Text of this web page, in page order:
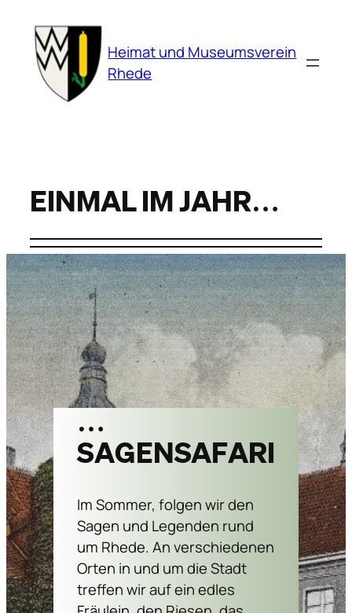
Inhalt
springen
Heimat und Museumsverein
Rhede
Einmal im Jahr…
…
Sagensafari
Im Sommer, folgen wir den
Sagen und Legenden rund
um Rhede. An verschiedenen
Orten in und um die Stadt
treffen wir auf ein edles